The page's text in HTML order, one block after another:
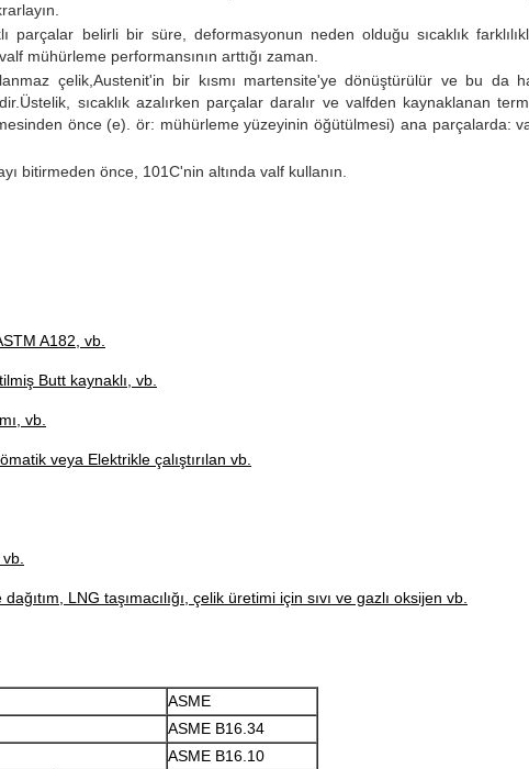
parçalar belirli bir süre, deformasyonun neden olduğu sıcaklık
mühürleme performansının arttığı zaman.
çelik,Austenit'in bir kısmı martensite'ye dönüştürülür ve bu
sıcaklık azalırken parçalar daralır ve valfden kaynaklanan
önce (e). ör: mühürleme yüzeyinin öğütülmesi) ana parçalarda:
bitirmeden önce, 101C'nin altında valf kullanın.
A182, vb.
Butt kaynaklı, vb.
vb.
veya Elektrikle çalıştırılan vb.
LNG taşımacılığı, çelik üretimi için sıvı ve gazlı oksijen vb.
ASME
ASME B16.34
ASME B16.10